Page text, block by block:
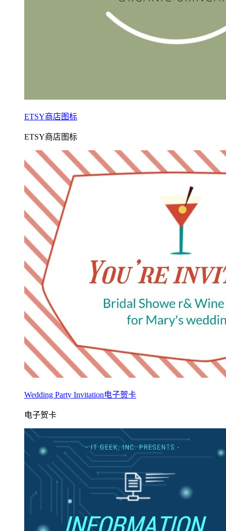
ETSY商店图标
ETSY商店图标
Wedding Party Invitation电子贺卡
电子贺卡